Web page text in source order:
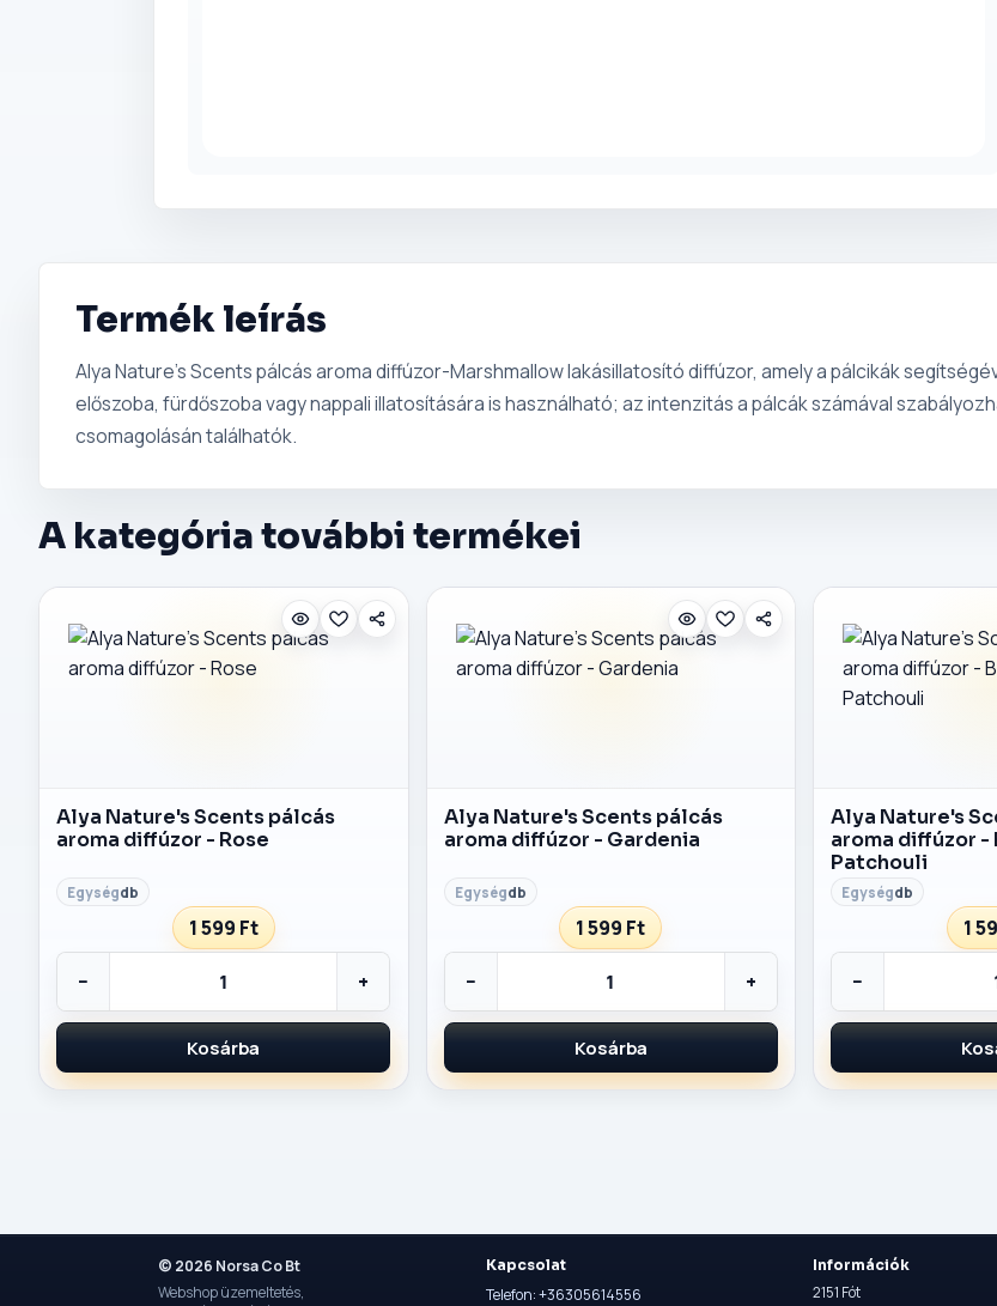
Termék leírás
Alya Nature's Scents pálcás aroma diffúzor-Marshmallow lakásillatosító diffúzor, amely a pálcikák
előszoba, fürdőszoba vagy nappali illatosítására is használható; az intenzitás a pálcák számával
csomagolásán találhatók.
A kategória további termékei
Alya Nature's Scents pálcás
aroma diffúzor - Rose
db
1 599 Ft
− +
Kosárba
Alya Nature's Scents pálcás
aroma diffúzor - Gardenia
db
1 599 Ft
− +
Kosárba
Alya Nature's
aroma diffúzor -
Patchouli
db
1
−
© 2026 Norsa Co Bt
Webshop üzemeltetés,
Kapcsolat
Telefon: +36305614556
Információk
2151 Fót